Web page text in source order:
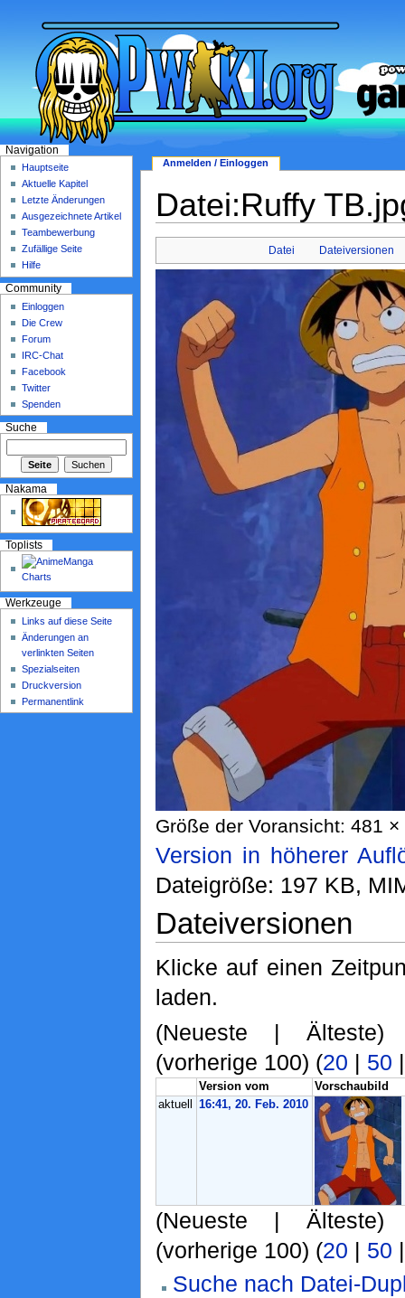
Datei:Ruffy
Datei Dateiversionen
Größe der Voransicht: 481
Version in höherer
Dateigröße: 197 KB,
Dateiversionen
Klicke auf einen
laden.
(Neueste | Älteste)
(vorherige 100) (20 | 50
Version vom
Vorschaubild
aktuell
16:41, 20. Feb. 2010
(Neueste | Älteste)
(vorherige 100) (20 | 50
Suche nach Datei-
Anmelden / Einloggen
Navigation
Hauptseite
Aktuelle Kapitel
Letzte Änderungen
Ausgezeichnete Artikel
Teambewerbung
Zufällige Seite
Hilfe
Community
Einloggen
Die Crew
Forum
IRC-Chat
Facebook
Twitter
Spenden
Suche
Nakama
Toplists
Werkzeuge
Links auf diese Seite
Änderungen an
verlinkten Seiten
Spezialseiten
Druckversion
Permanentlink